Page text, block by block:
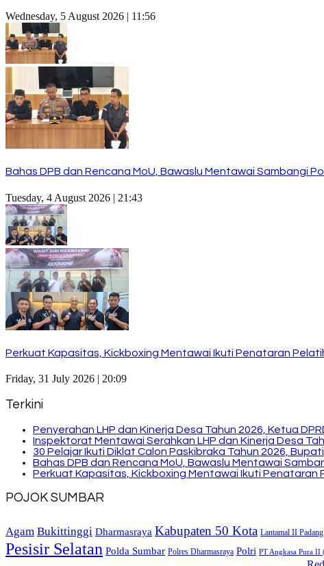
Wednesday, 5 August 2026 | 11:56
Bahas DPB dan Rencana MoU, Bawaslu Mentawai Sambangi
Tuesday, 4 August 2026 | 21:43
Perkuat Kapasitas, Kickboxing Mentawai Ikuti Penataran
Friday, 31 July 2026 | 20:09
Terkini
Penyerahan LHP dan Kinerja Desa Tahun 2026, Ketua
Inspektorat Mentawai Serahkan LHP dan Kinerja Desa
30 Pelajar Ikuti Diklat Calon Paskibraka Tahun 2026,
Bahas DPB dan Rencana MoU, Bawaslu Mentawai
Perkuat Kapasitas, Kickboxing Mentawai Ikuti Penataran
POJOK SUMBAR
Agam Bukittinggi Dharmasraya Kabupaten 50 Kota Lantamal II Padang
Pesisir Selatan Polda Sumbar Polres Dharmasraya Polri PT Angkasa Pura II